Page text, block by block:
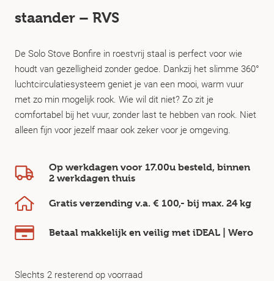
staander – RVS
De Solo Stove Bonfire in roestvrij staal is perfect voor wie
houdt van gezelligheid zonder gedoe. Dankzij het slimme 360°
luchtcirculatiesysteem geniet je van een mooi, warm vuur
met zo min mogelijk rook. Wie wil dit niet? Zo zit je
comfortabel bij het vuur, zonder last te hebben van rook. Niet
alleen fijn voor jezelf maar ook zeker voor je omgeving.
Op werkdagen voor 17.00u besteld, binnen
2 werkdagen thuis
Gratis verzending v.a. € 100,- bij max. 24 kg
Betaal makkelijk en veilig met iDEAL | Wero
Slechts 2 resterend op voorraad